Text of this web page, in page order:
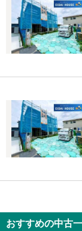
おすすめの中古